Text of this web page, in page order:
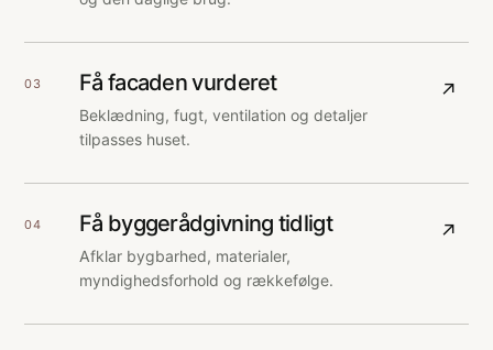
03 Få facaden vurderet
Beklædning, fugt, ventilation og detaljer
tilpasses huset.
↗
04 Få byggerådgivning tidligt
Afklar bygbarhed, materialer,
myndighedsforhold og rækkefølge.
↗